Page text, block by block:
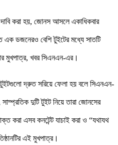
করা হয়, জোনস আসলে একাধিকবার
ডজনেরও বেশি টুইটের মধ্যে সাতটি
মুখপাত্র, খবর সিএনএন-এর।
দ্রুত সরিয়ে ফেলা হয় বলে সিএনএন-
দুটি টুইট নিয়ে তারা জোনসের
করা এসব কনটেন্ট যাচাই করা ও “যথাযথ
এই মুখপাত্র।